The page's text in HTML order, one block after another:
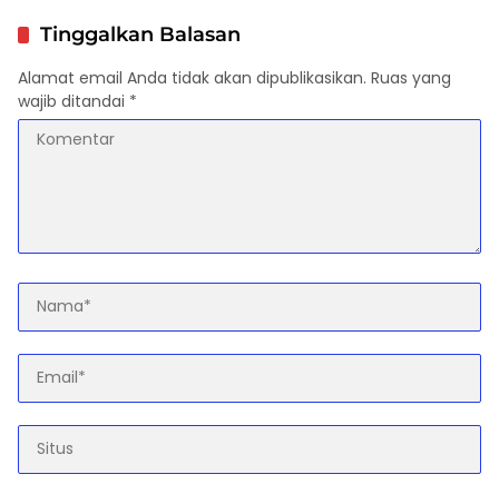
Sosial di Kampanyekan
Tinggalkan Balasan
Alamat email Anda tidak akan dipublikasikan. Ruas yang
wajib ditandai *